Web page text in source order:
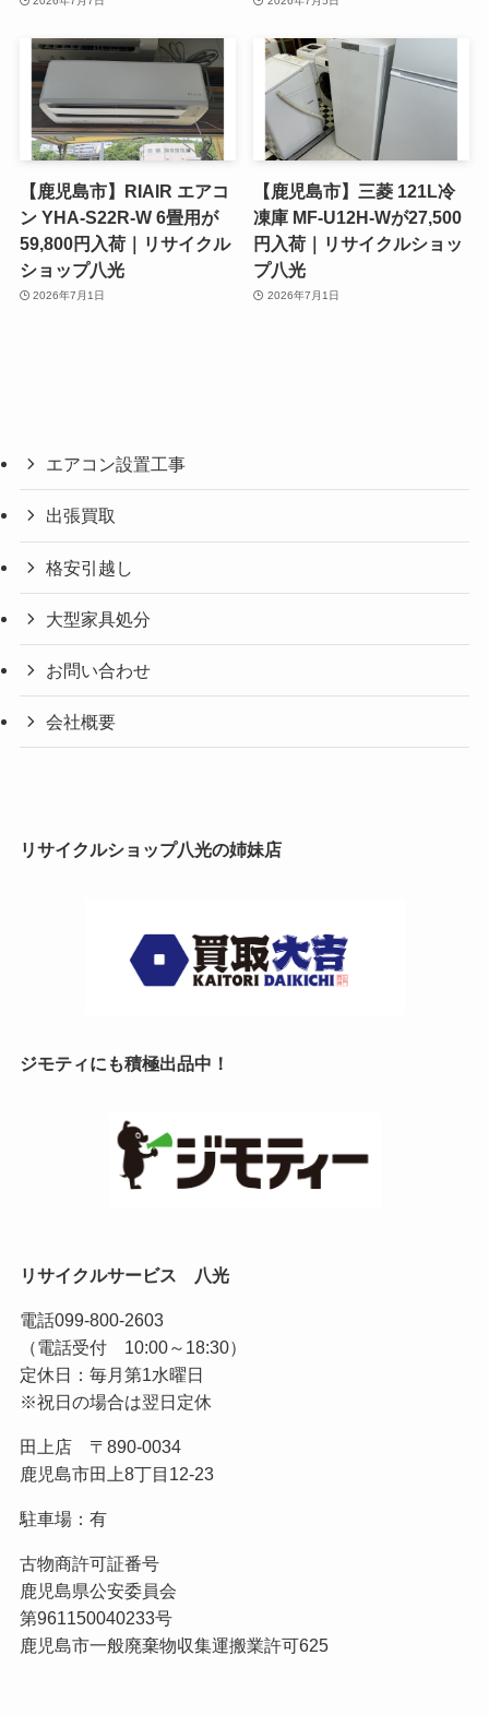
【鹿児島市】RIAIR エアコ
ン YHA-S22R-W 6畳用が
59,800円入荷｜リサイクル
ショップ八光
2026年7月1日
【鹿児島市】三菱 121L冷
凍庫 MF-U12H-Wが27,500
円入荷｜リサイクルショッ
プ八光
2026年7月1日
エアコン設置工事
出張買取
格安引越し
大型家具処分
お問い合わせ
会社概要
リサイクルショップ八光の姉妹店
ジモティにも積極出品中！
リサイクルサービス 八光
電話099-800-2603
（電話受付 10:00～18:30）
定休日：毎月第1水曜日
※祝日の場合は翌日定休
田上店 〒890-0034
鹿児島市田上8丁目12-23
駐車場：有
古物商許可証番号
鹿児島県公安委員会
第961150040233号
鹿児島市一般廃棄物収集運搬業許可625